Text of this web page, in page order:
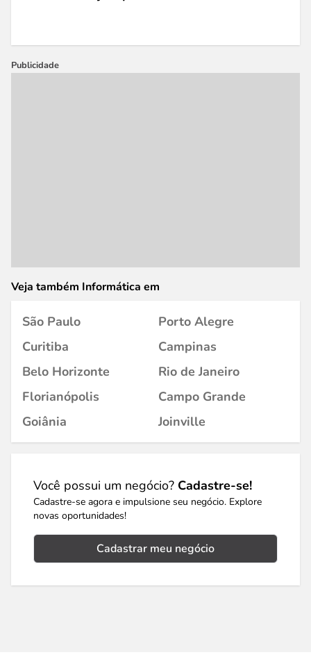
Publicidade
Veja também Informática em
São Paulo
Porto Alegre
Curitiba
Campinas
Belo Horizonte
Rio de Janeiro
Florianópolis
Campo Grande
Goiânia
Joinville
Você possui um negócio? Cadastre-se!
Cadastre-se agora e impulsione seu negócio. Explore
novas oportunidades!
Cadastrar meu negócio